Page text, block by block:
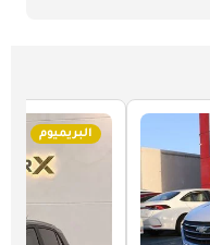
البريميوم